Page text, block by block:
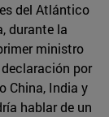
del Atlántico
durante la
ministro
por
China, India y
hablar de un